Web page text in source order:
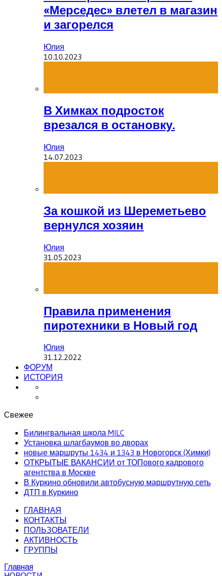
«Мерседес» влетел в магазин
и загорелся
Юлия
10.10.2023
В Химках подросток
врезался в остановку.
Юлия
14.07.2023
За кошкой из Шереметьево
вернулся хозяин
Юлия
31.05.2023
Правила применения
пиротехники в Новый год
Юлия
31.12.2022
ФОРУМ
ИСТОРИЯ
Свежее
Билингвальная школа MILC
Установка шлагбаумов во дворах
новые маршруты 1434 и 1343 в Новогорск (Химки)
ОТКРЫТЫЕ ВАКАНСИИ от ТОПового кадрового
агентства в Москве
В Куркино обновили автобусную маршрутную сеть
ДТП в Куркино
ГЛАВНАЯ
КОНТАКТЫ
ПОЛЬЗОВАТЕЛИ
АКТИВНОСТЬ
ГРУППЫ
Главная